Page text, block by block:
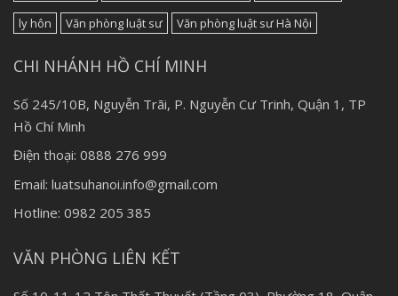
ly hôn
Văn phòng luật sư Văn phòng luật sư Hà Nội
CHI NHÁNH HỒ CHÍ MINH
Số 245/10B, Nguyễn Trãi, P. Nguyễn Cư Trinh, Quận 1, TP
Hồ Chí Minh
Điện thoại: 0888 276 999
Email: luatsuhanoi.info@gmail.com
Hotline: 0982 205 385
VĂN PHÒNG LIÊN KẾT